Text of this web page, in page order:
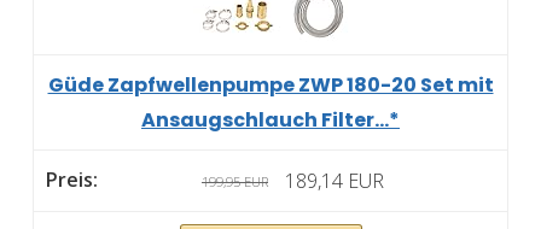
Güde Zapfwellenpumpe ZWP 180-20 Set mit
Ansaugschlauch Filter...*
199,95 EUR 189,14 EUR